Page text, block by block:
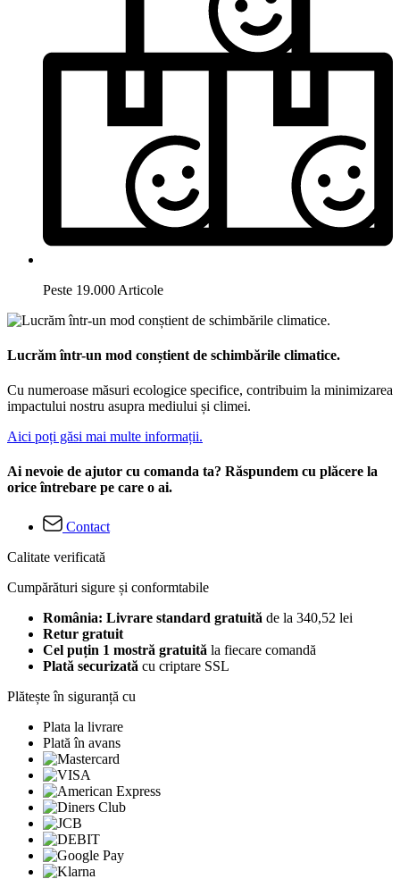
Peste 19.000 Articole
Lucrăm într-un mod conștient de schimbările climatice.
Cu numeroase măsuri ecologice specifice, contribuim la minimizarea
impactului nostru asupra mediului și climei.
Aici poți găsi mai multe informații.
Ai nevoie de ajutor cu comanda ta? Răspundem cu plăcere la
orice întrebare pe care o ai.
Contact
Calitate verificată
Cumpărături sigure și conformtabile
România: Livrare standard gratuită de la 340,52 lei
Retur gratuit
Cel puțin 1 mostră gratuită la fiecare comandă
Plată securizată cu criptare SSL
Plătește în siguranță cu
Plata la livrare
Plată în avans